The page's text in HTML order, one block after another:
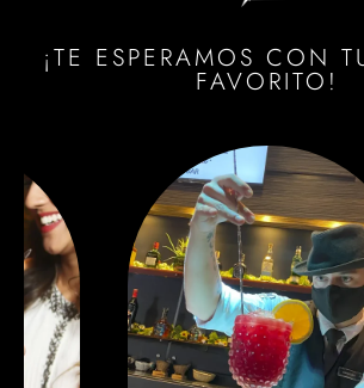
¡TE ESPERAMOS CON
FAVORITO!